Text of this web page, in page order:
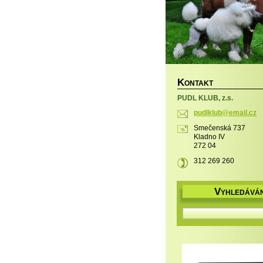
KONTAKT
PUDL KLUB, z.s.
pudlklub@email.cz
Smečenská 737
Kladno IV
272 04
312 269 260
V